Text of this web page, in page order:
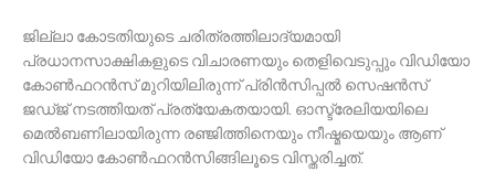
ജില്ലാ കോടതിയുടെ ചരിത്രത്തിലാദ്യമായി
പ്രധാനസാക്ഷികളുടെ വിചാര‌ണയും തെളിവെടുപ്പും വിഡിയോ
കോ‌ൺഫറൻസ് മുറിയിലിരുന്ന് പ്രിൻസിപ്പൽ സെഷൻസ്
ജഡ്ജ് നടത്തിയത് പ്രത്യേകതയായി. ഓസ്ട്രേലിയയിലെ
മെൽബണിലായിരുന്ന രഞ്ജിത്തിനെയും നീഷ്മയെയും ആണ്
വിഡിയോ കോൺഫറൻസിങ്ങിലൂടെ വിസ്തരിച്ചത്.